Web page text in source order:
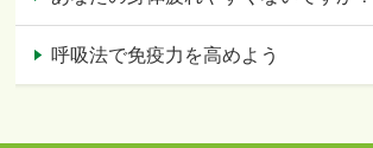
呼吸法で免疫力を高めよう